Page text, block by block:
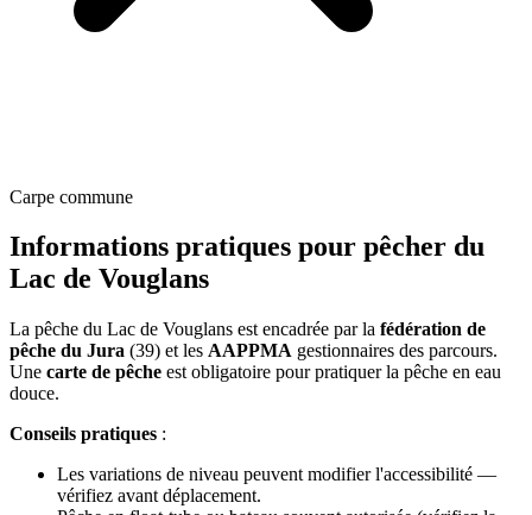
Carpe commune
Informations pratiques pour pêcher du
Lac de Vouglans
La pêche du Lac de Vouglans est encadrée par la fédération de
pêche du Jura (39) et les AAPPMA gestionnaires des parcours.
Une carte de pêche est obligatoire pour pratiquer la pêche en eau
douce.
Conseils pratiques :
Les variations de niveau peuvent modifier l'accessibilité —
vérifiez avant déplacement.